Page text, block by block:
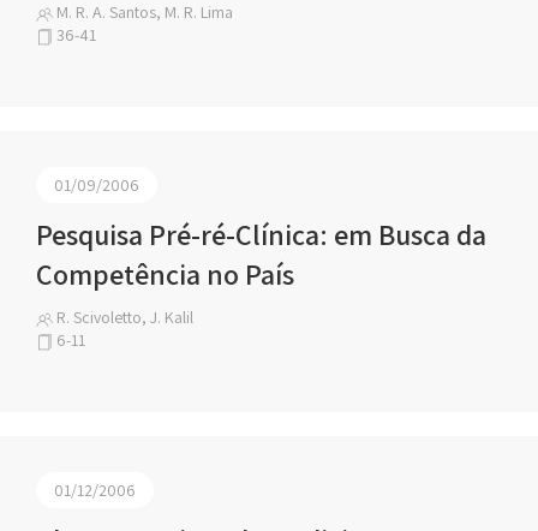
M. R. A. Santos, M. R. Lima
36-41
01/09/2006
Pesquisa Pré-ré-Clínica: em Busca da
Competência no País
R. Scivoletto, J. Kalil
6-11
01/12/2006